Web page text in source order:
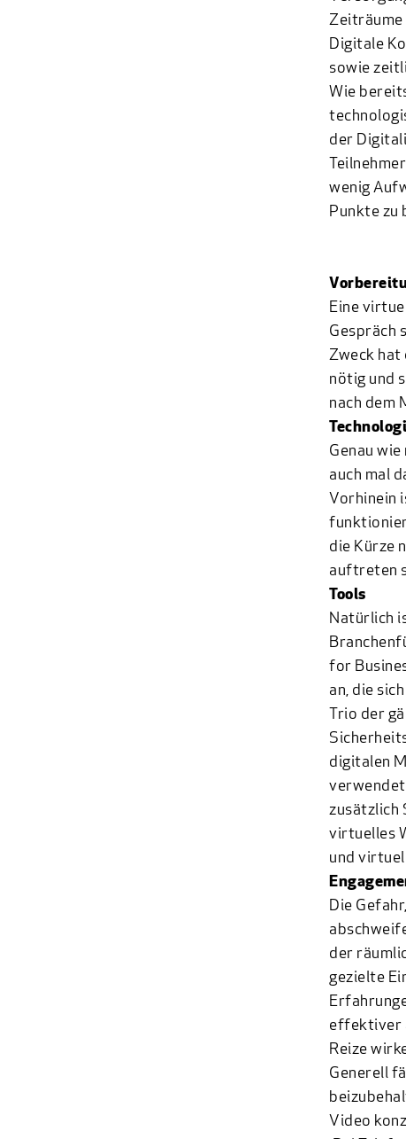
Zeiträume
Digitale
sowie
Wie
der
wenig
Punkte zu
Eine
Gespräch
Zweck hat
nötig und
nach dem
Genau
auch mal
Vorhinein
die Kürze
auftreten
Tools
Natürlich
for
an, die
Trio der
digitalen
zusätzlich
virtuelles
und
Die
der
gezielte
effektiver
Reize
Generell
Video